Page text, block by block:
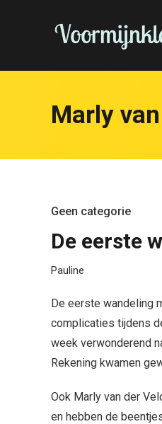
Marly
Geen categorie
De eerste
Pauline
De eerste wandeling
complicaties tijdens
week verwonderend
Rekening kwamen
Ook Marly van der
en hebben de